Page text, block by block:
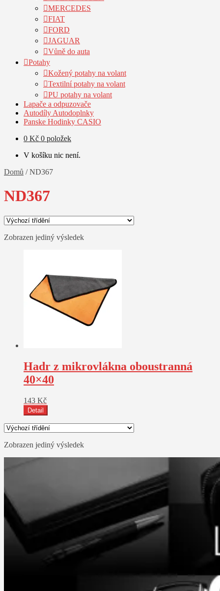
MERCEDES
FIAT
FORD
JAGUAR
Vůně do auta
Potahy
Kožený potahy na volant
Textilní potahy na volant
PU potahy na volant
Lapače a odpuzovače
Autodíly Autodoplnky
Panske Hodinky CASIO
0 Kč 0 položek
V košíku nic není.
Domů /ND367
ND367
Zobrazen jediný výsledek
Hadr z mikrovlákna oboustranná
40×40
143 Kč
Detail
Zobrazen jediný výsledek